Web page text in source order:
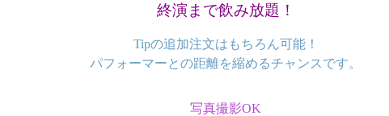
終演まで飲み放題！
Tipの追加注文はもちろん可能！
パフォーマーとの距離を縮めるチャンスです。
写真撮影OK